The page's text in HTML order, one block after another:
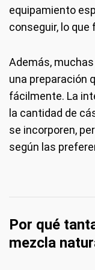
equipamiento
conseguir, lo
Además,
una preparación
fácilmente. La
la cantidad de
se incorporen,
según las
Por qué
mezcla